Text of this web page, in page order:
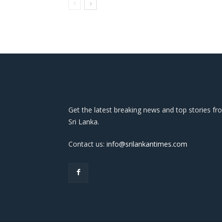
Get the latest breaking news and top stories
Sri Lanka.
Contact us: info@srilankantimes.com